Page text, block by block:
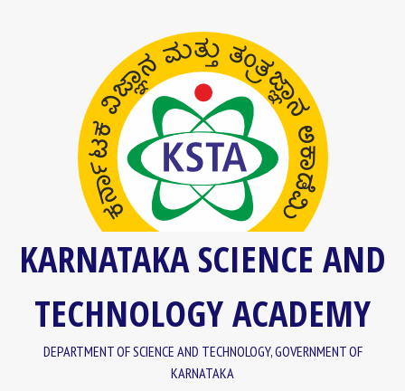
KARNATAKA SCIENCE AND
TECHNOLOGY ACADEMY
DEPARTMENT OF SCIENCE AND TECHNOLOGY, GOVERNMENT OF
KARNATAKA